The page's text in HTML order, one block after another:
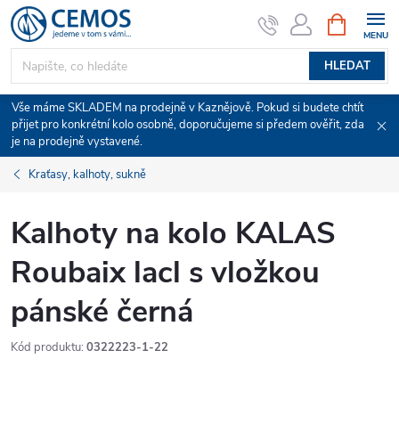
Přejít
na
obsah
HLEDAT
NÁKUPNÍ
KOŠÍK
Vše máme SKLADEM na prodejně v Kaznějově. Pokud si budete chtít
přijet pro konkrétní kolo osobně, doporučujeme si předem ověřit, zda
je na prodejně vystavené.
Kraťasy, kalhoty, sukně
Kalhoty na kolo KALAS
Roubaix lacl s vložkou
pánské černá
Kód produktu: 0322223-1-22